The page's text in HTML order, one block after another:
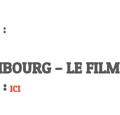
– LE FILM
ICI